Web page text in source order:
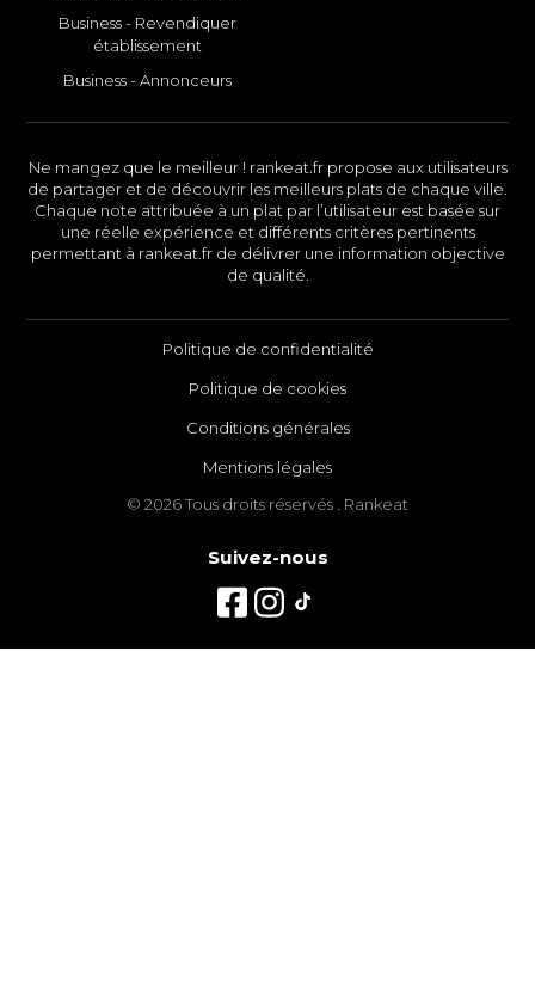
Business - Revendiquer
établissement
Business - Annonceurs
Ne mangez que le meilleur ! rankeat.fr propose aux utilisateurs
de partager et de découvrir les meilleurs plats de chaque ville.
Chaque note attribuée à un plat par l’utilisateur est basée sur
une réelle expérience et différents critères pertinents
permettant à rankeat.fr de délivrer une information objective
de qualité.
Politique de confidentialité
Politique de cookies
Conditions générales
Mentions légales
© 2026 Tous droits réservés . Rankeat
Suivez-nous